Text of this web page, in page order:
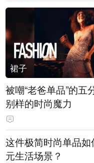
裙子
被嘲“老爸单品”的五
别样的时尚魔力
这件极简时尚单品
元生活场景？